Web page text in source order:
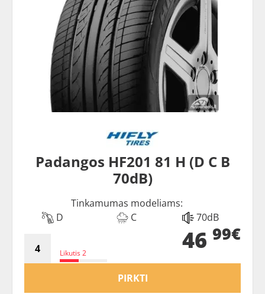
Padangos HF201 81 H (D C B
70dB)
Tinkamumas modeliams:
D
C 70dB
Likutis 2 46 99€
PIRKTI